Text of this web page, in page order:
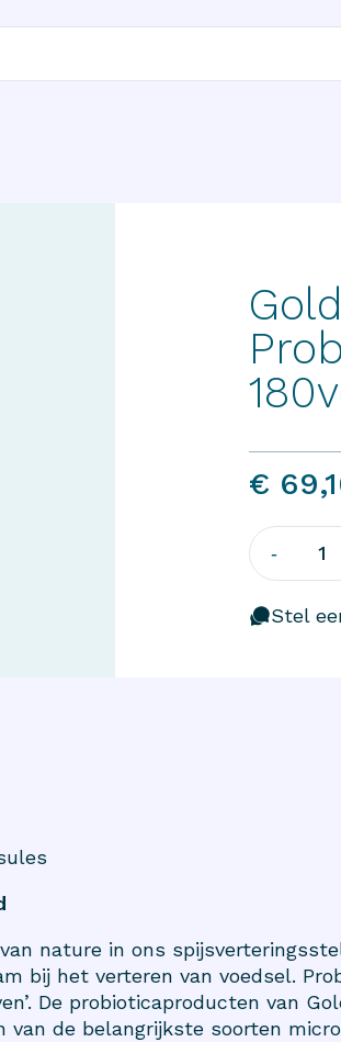
€
- 1
Stel
nature in ons
bij het verteren van voedsel.
De probioticaproducten van
de belangrijkste soorten